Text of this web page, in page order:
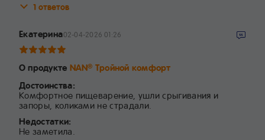
1 ответов
Екатерина02-04-2026 01:26
О продукте NAN® Тройной комфорт
Достоинства:
Комфортное пищеварение, ушли срыгивания и
запоры, коликами не страдали.
Недостатки:
Не заметила.